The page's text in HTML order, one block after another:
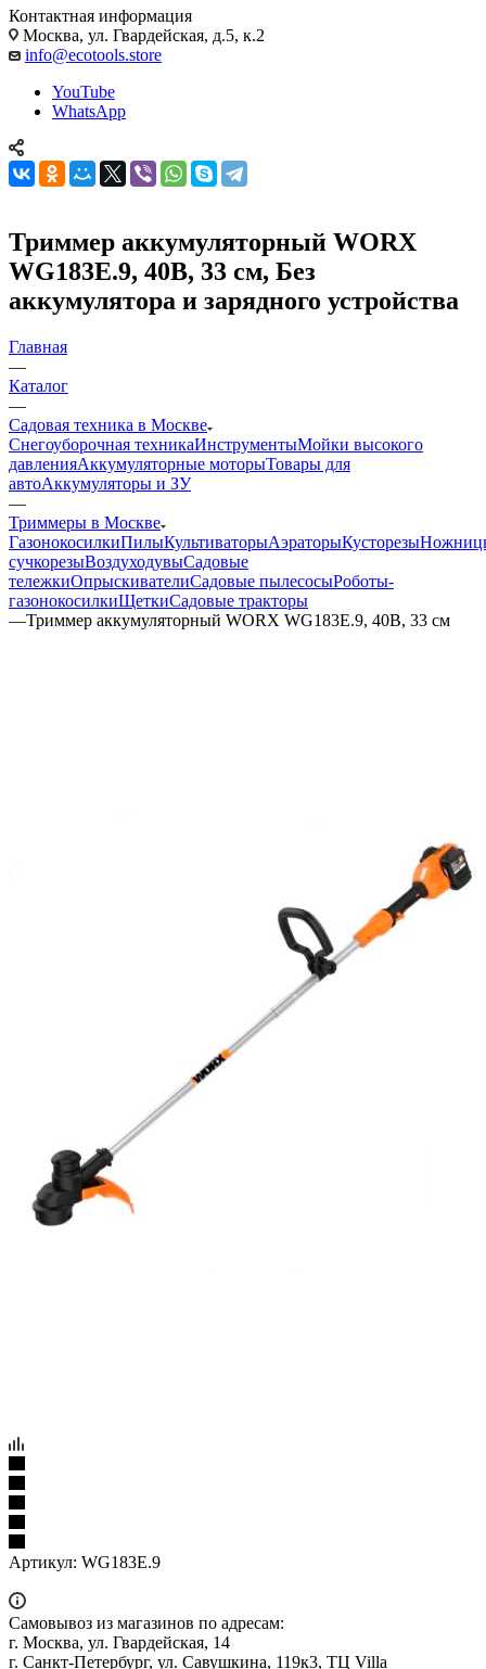
Контактная информация
Москва, ул. Гвардейская, д.5, к.2
info@ecotools.store
YouTube
WhatsApp
Триммер аккумуляторный WORX
WG183E.9, 40В, 33 см, Без
аккумулятора и зарядного устройства
Главная
—
Каталог
—
Садовая техника в Москве
Снегоуборочная техникаИнструментыМойки высокого
давленияАккумуляторные моторыТовары для
автоАккумуляторы и ЗУ
—
Триммеры в Москве
ГазонокосилкиПилыКультиваторыАэраторыКусторезы
сучкорезыВоздуходувыСадовые
тележкиОпрыскивателиСадовые пылесосыРоботы-
газонокосилкиЩеткиСадовые тракторы
—Триммер аккумуляторный WORX WG183E.9, 40В, 33 см
Артикул: WG183E.9
Самовывоз из магазинов по адресам:
г. Москва, ул. Гвардейская, 14
г. Санкт-Петербург, ул. Савушкина, 119к3, ТЦ Villa